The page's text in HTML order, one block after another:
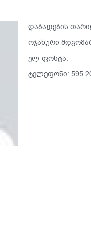
დაბადების
ოჯახური
ელ-ფოსტა:
ტელეფონი: 595